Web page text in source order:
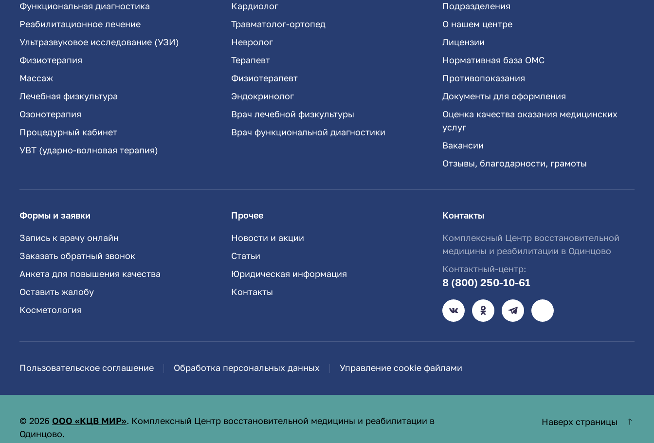
Функциональная диагностика
Реабилитационное лечение
Ультразвуковое исследование (УЗИ)
Физиотерапия
Массаж
Лечебная физкультура
Озонотерапия
Процедурный кабинет
УВТ (ударно-волновая терапия)
Кардиолог
Травматолог-ортопед
Невролог
Терапевт
Физиотерапевт
Эндокринолог
Врач лечебной физкультуры
Врач функциональной диагностики
Подразделения
О нашем центре
Лицензии
Нормативная база ОМС
Противопоказания
Документы для оформления
Оценка качества оказания медицинских
услуг
Вакансии
Отзывы, благодарности, грамоты
Формы и заявки
Запись к врачу онлайн
Заказать обратный звонок
Анкета для повышения качества
Оставить жалобу
Косметология
Прочее
Новости и акции
Статьи
Юридическая информация
Контакты
Контакты
Комплексный Центр восстановительной
медицины и реабилитации в Одинцово
Контактный-центр:
8 (800) 250-10-61
Пользовательское соглашение Обработка персональных данных Управление cookie файлами
© 2026 ООО «КЦВ МИР». Комплексный Центр восстановительной медицины и реабилитации в
Одинцово.
Наверх страницы